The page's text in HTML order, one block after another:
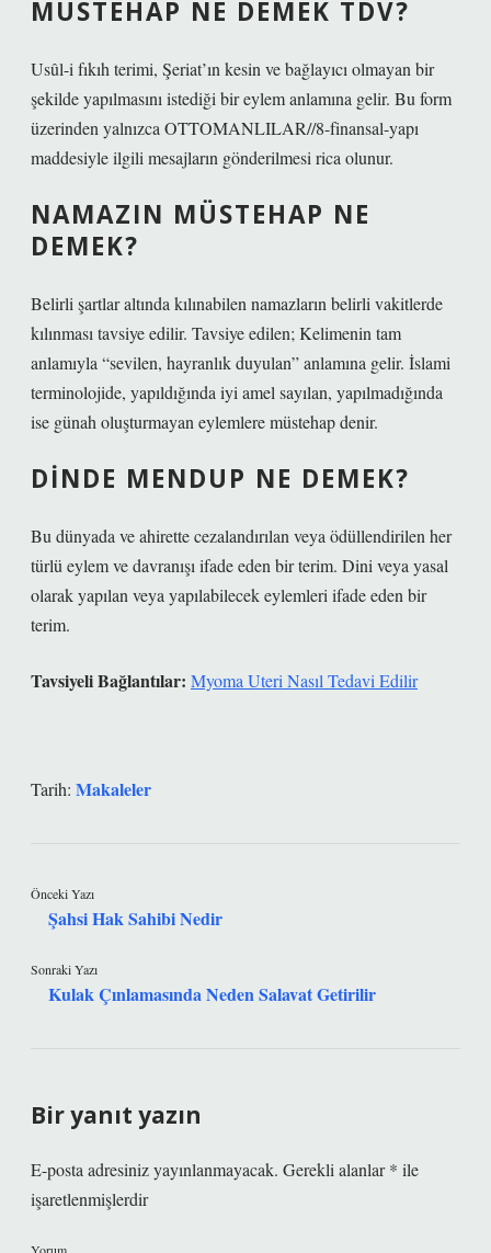
MÜSTEHAP NE DEMEK TDV?
Usûl-i fıkıh terimi, Şeriat’ın kesin ve bağlayıcı olmayan bir
şekilde yapılmasını istediği bir eylem anlamına gelir. Bu form
üzerinden yalnızca OTTOMANLILAR//8-finansal-yapı
maddesiyle ilgili mesajların gönderilmesi rica olunur.
NAMAZIN MÜSTEHAP NE
DEMEK?
Belirli şartlar altında kılınabilen namazların belirli vakitlerde
kılınması tavsiye edilir. Tavsiye edilen; Kelimenin tam
anlamıyla “sevilen, hayranlık duyulan” anlamına gelir. İslami
terminolojide, yapıldığında iyi amel sayılan, yapılmadığında
ise günah oluşturmayan eylemlere müstehap denir.
DINDE MENDUP NE DEMEK?
Bu dünyada ve ahirette cezalandırılan veya ödüllendirilen her
türlü eylem ve davranışı ifade eden bir terim. Dini veya yasal
olarak yapılan veya yapılabilecek eylemleri ifade eden bir
terim.
Tavsiyeli Bağlantılar: Myoma Uteri Nasıl Tedavi Edilir
Tarih: Makaleler
Önceki Yazı
Şahsi Hak Sahibi Nedir
Sonraki Yazı
Kulak Çınlamasında Neden Salavat Getirilir
Bir yanıt yazın
E-posta adresiniz yayınlanmayacak. Gerekli alanlar* ile
işaretlenmişlerdir